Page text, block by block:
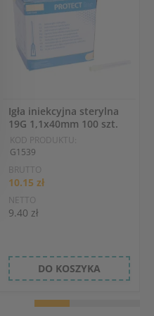
Igła iniekcyjna sterylna
19G 1,1x40mm 100 szt.
KOD PRODUKTU:
G1539
BRUTTO
10.15 zł
NETTO
9.40 zł
DO KOSZYKA